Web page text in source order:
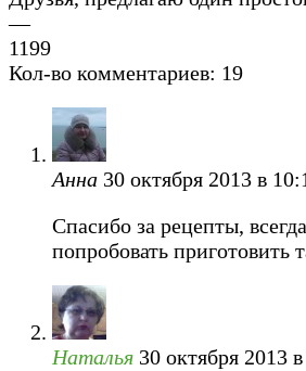
—
1199
Кол-во комментариев: 19
Анна 30 октября 2013 в
Спасибо за рецепты,
попробовать приготовить
Наталья 30 октября 2013